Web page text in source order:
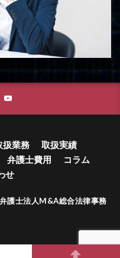
扱業務
取扱実績
弁護士費用
コラム
せ
護士法人M&A総合法律事務